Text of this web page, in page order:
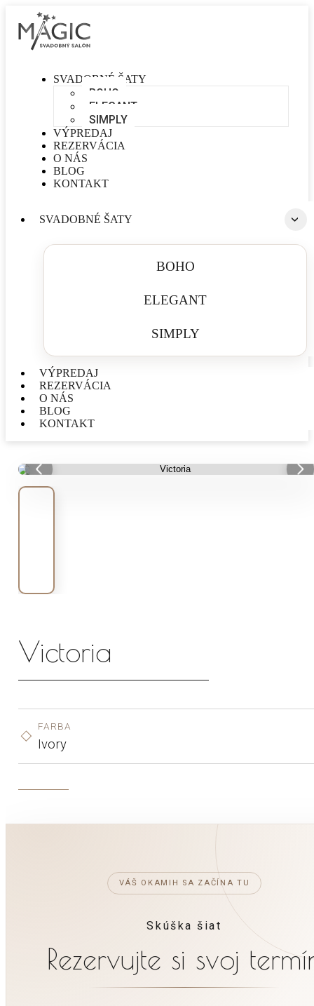
SVADOBNÉ ŠATY
BOHO
ELEGANT
SIMPLY
VÝPREDAJ
REZERVÁCIA
O NÁS
BLOG
KONTAKT
SVADOBNÉ ŠATY
BOHO
ELEGANT
SIMPLY
VÝPREDAJ
REZERVÁCIA
O NÁS
BLOG
KONTAKT
Victoria
FARBA
Ivory
VÁŠ OKAMIH SA ZAČÍNA TU
Skúška šiat
Rezervujte si svoj